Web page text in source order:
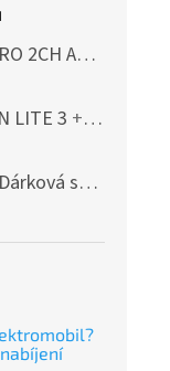
THINKWARE U3000PRO 2CH Autokamera 4K+2K, HDR, WiFi, GPS, BT, mikrovlnné senzory
hvězdiček.
LITE 3 + Cashback 500 Kč jako dodatečná sleva za platbu předem
hvězdiček.
SHERON SH1519901 Dárková sada EXTERIÉR
hvězdiček.